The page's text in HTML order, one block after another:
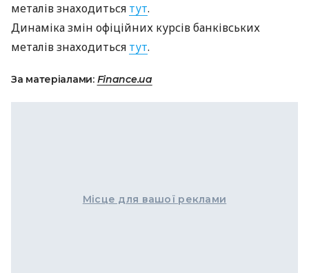
металів знаходиться тут.
Динаміка змін офіційних курсів банківських
металів знаходиться тут.
За матеріалами: Finance.ua
Місце для вашої реклами